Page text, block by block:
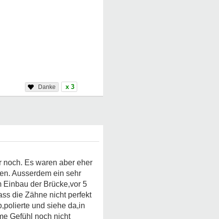
x 3
Es waren aber eher
Ausserdem ein sehr
Einbau der Brücke,vor 5
die Zähne nicht perfekt
und siehe da,in
Gefühl noch nicht